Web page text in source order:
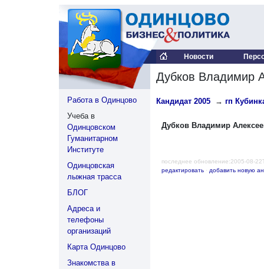
Новости
Работа в Одинцово
Учеба в
Одинцовском
Гуманитарном
Институте
Одинцовская
лыжная трасса
БЛОГ
Адреса и
телефоны
организаций
Карта Одинцово
Знакомства в
Дубков Владимир
Кандидат 2005 → гп
Дубков Владимир
последнее обновление:2005-08-
редактировать · добавить новую